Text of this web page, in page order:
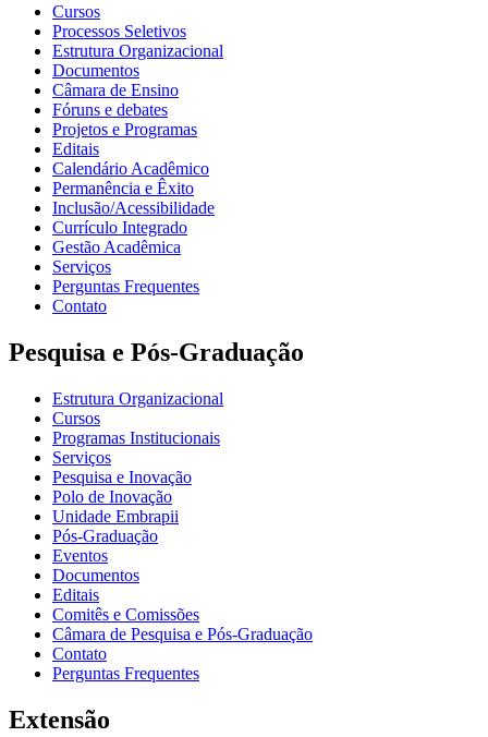
Cursos
Processos Seletivos
Estrutura Organizacional
Documentos
Câmara de Ensino
Fóruns e debates
Projetos e Programas
Editais
Calendário Acadêmico
Permanência e Êxito
Inclusão/Acessibilidade
Currículo Integrado
Gestão Acadêmica
Serviços
Perguntas Frequentes
Contato
Pesquisa e Pós-Graduação
Estrutura Organizacional
Cursos
Programas Institucionais
Serviços
Pesquisa e Inovação
Polo de Inovação
Unidade Embrapii
Pós-Graduação
Eventos
Documentos
Editais
Comitês e Comissões
Câmara de Pesquisa e Pós-Graduação
Contato
Perguntas Frequentes
Extensão